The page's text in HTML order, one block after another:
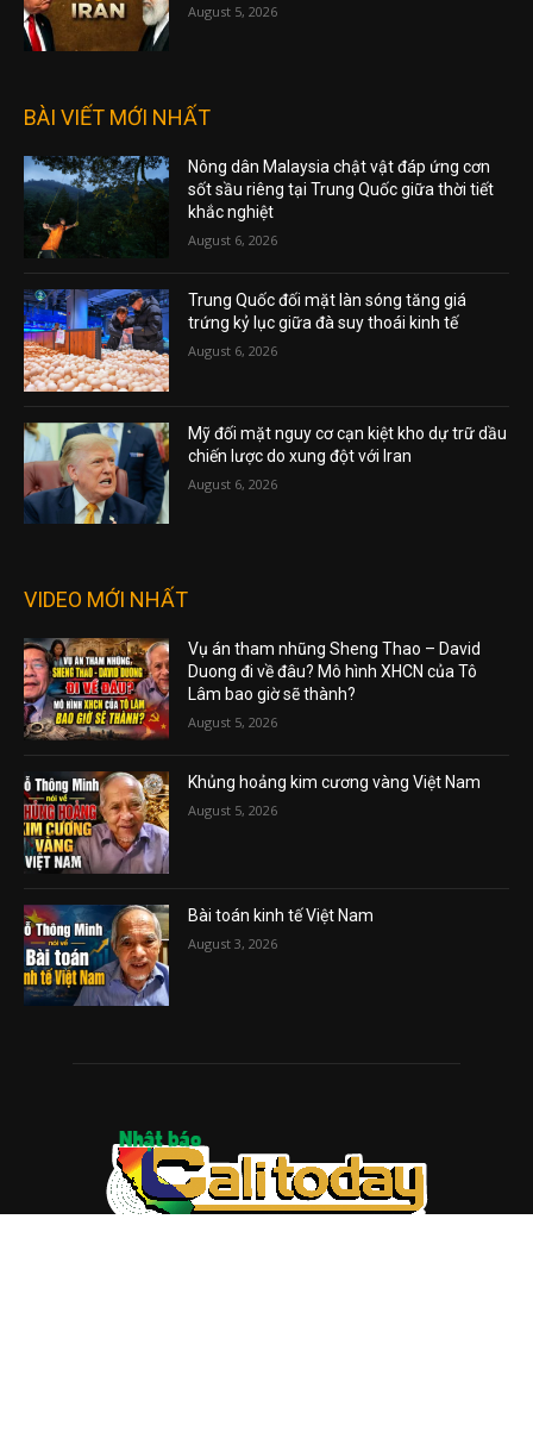
August 5, 2026
BÀI VIẾT MỚI NHẤT
Nông dân Malaysia chật vật đáp ứng cơn
sốt sầu riêng tại Trung Quốc giữa thời tiết
khắc nghiệt
August 6, 2026
Trung Quốc đối mặt làn sóng tăng giá
trứng kỷ lục giữa đà suy thoái kinh tế
August 6, 2026
Mỹ đối mặt nguy cơ cạn kiệt kho dự trữ dầu
chiến lược do xung đột với Iran
August 6, 2026
VIDEO MỚI NHẤT
Vụ án tham nhũng Sheng Thao – David
Duong đi về đâu? Mô hình XHCN của Tô
Lâm bao giờ sẽ thành?
August 5, 2026
Khủng hoảng kim cương vàng Việt Nam
August 5, 2026
Bài toán kinh tế Việt Nam
August 3, 2026